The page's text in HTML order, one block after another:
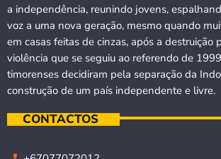
a independência, reunindo jovens,
voz a uma nova geração, mesmo quando
em casas feitas de cinzas, após a destruição
violência que se seguiu ao referendo de
timorenses decidiram pela separação da
construção de um país independente e livre.
CONTACTOS